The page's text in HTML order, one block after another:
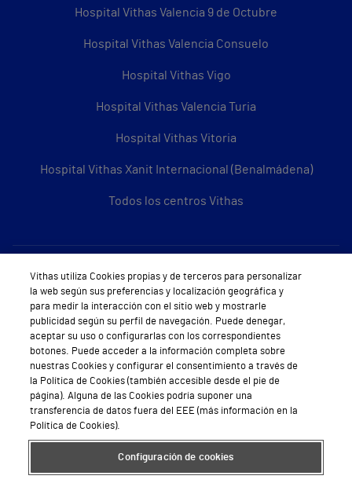
Hospital Vithas Valencia 9 de Octubre
Hospital Vithas Valencia Consuelo
Hospital Vithas Vigo
Hospital Vithas Valencia Turia
Hospital Vithas Vitoria
Hospital Vithas Xanit Internacional (Benalmádena)
Todos los centros Vithas
Sobre Vithas
Quiénes somos
Trabajar en Vithas
Teléfono Cita Médica
Teléfono Atención al Cliente
Política de seguridad y salud en el trabajo
Conoce a Supervita
Vithas utiliza Cookies propias y de terceros para personalizar
la web según sus preferencias y localización geográfica y
para medir la interacción con el sitio web y mostrarle
publicidad según su perfil de navegación. Puede denegar,
aceptar su uso o configurarlas con los correspondientes
botones. Puede acceder a la información completa sobre
nuestras Cookies y configurar el consentimiento a través de
la Política de Cookies (también accesible desde el pie de
página). Alguna de las Cookies podría suponer una
transferencia de datos fuera del EEE (más información en la
Política de Cookies).
Configuración de cookies